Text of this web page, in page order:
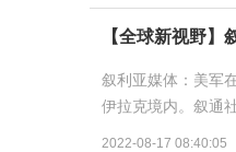
【全球新视野】
叙利亚媒体：美军
伊拉克境内。叙通
2022-08-17 08:40:05